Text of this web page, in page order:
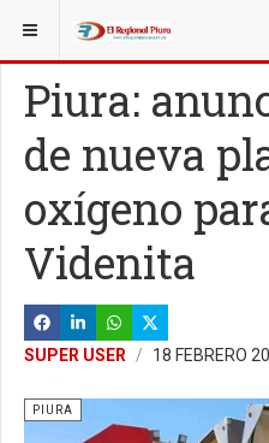
ESTÁ AQUÍ: REGIÓN PIURA
Piura:
de nueva
oxígeno
Videnita
SUPER USER 18 FEBRERO
PIURA